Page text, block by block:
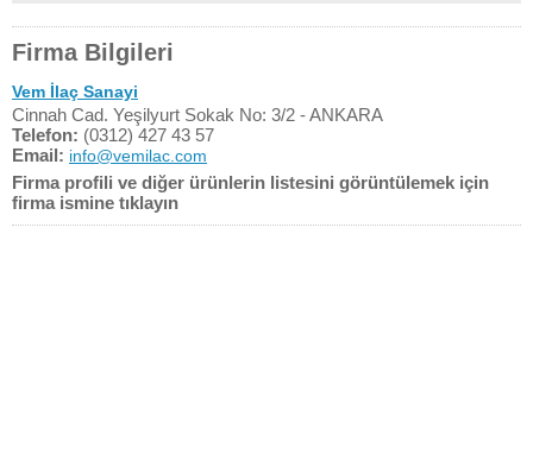
Firma Bilgileri
Vem İlaç Sanayi
Cinnah Cad. Yeşilyurt Sokak No: 3/2 - ANKARA
Telefon: (0312) 427 43 57
Email: info@vemilac.com
Firma profili ve diğer ürünlerin listesini görüntülemek için
firma ismine tıklayın